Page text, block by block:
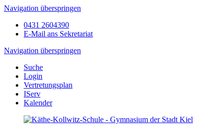
Navigation überspringen
0431 2604390
E-Mail ans Sekretariat
Navigation überspringen
Suche
Login
Vertretungsplan
IServ
Kalender